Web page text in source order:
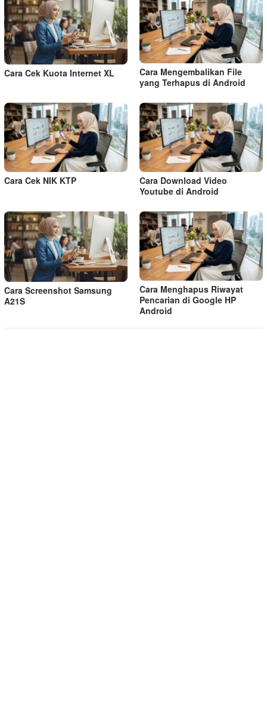
Cara Cek Kuota Internet XL
Cara Mengembalikan File
yang Terhapus di Android
Cara Cek NIK KTP
Cara Download Video
Youtube di Android
Cara Screenshot Samsung
A21S
Cara Menghapus Riwayat
Pencarian di Google HP
Android